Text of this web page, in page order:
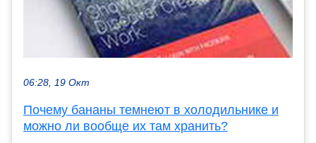
06:28, 19 Окт
Почему бананы темнеют в холодильнике и
можно ли вообще их там хранить?